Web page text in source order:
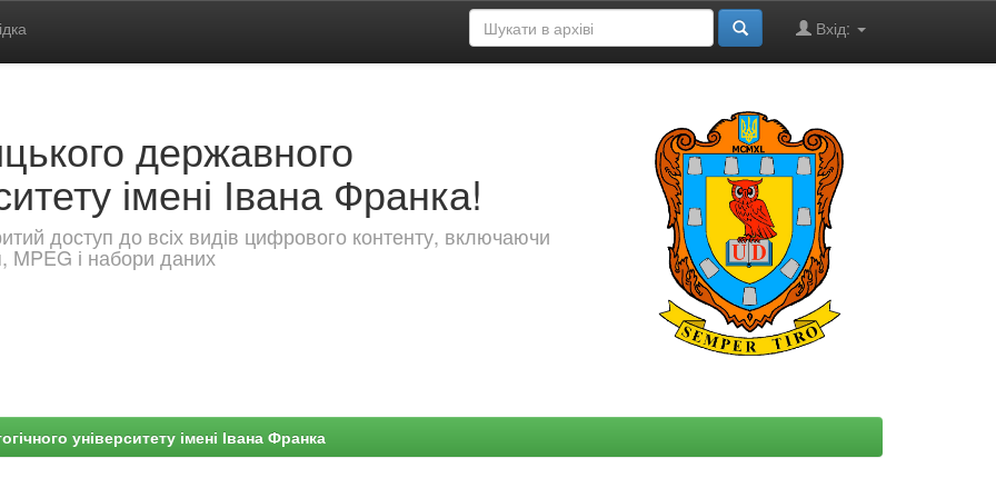
Вхід:
державного
імені Івана Франка!
доступ до всіх видів цифрового контенту, включаючи
MPEG і набори даних
університету імені Івана Франка